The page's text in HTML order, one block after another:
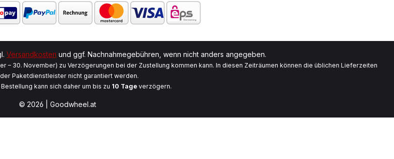
Versandkosten und ggf. Nachnahmegebühren, wenn nicht anders angegeben.
– 30. November) zu Verzögerungen bei der Zustellung kommen kann. In diesen Zeiträumen können die üblichen Lieferzeiten
Paketdienstleister nicht garantiert werden.
kann sich daher um bis zu 10 Tage verzögern.
© 2026 | Goodwheel.at